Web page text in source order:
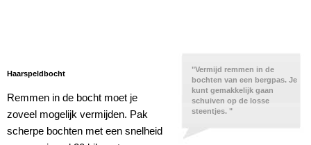
Haarspeldbocht
Remmen in de bocht moet je
zoveel mogelijk vermijden. Pak
scherpe bochten met een snelheid
"Vermijd remmen in de
bochten van een bergpas. Je
kunt gemakkelijk gaan
schuiven op de losse
steentjes. "